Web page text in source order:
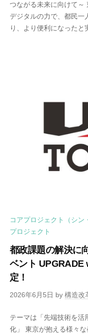
つながる未来に向けて～
デジタルの力で、都民一
り、より便利になったと
コアプロジェクト（シン
プロジェクト
都政課題の解決に
ベント UPGRADE
定！
2026年6月5日 by 構造改
テーマは「先端技術を活
化」 東京が抱える様々